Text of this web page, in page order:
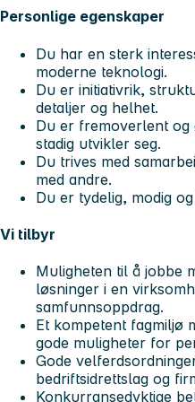
Personlige egenskaper
Du har en sterk
moderne teknologi.
Du er initiativrik,
detaljer og helhet.
Du er fremoverlent og
stadig utvikler seg.
Du trives med
med andre.
Du er tydelig, modig
Vi tilbyr
Muligheten til å jobbe
løsninger i en
samfunnsoppdrag.
Et kompetent fagmiljø
gode muligheter for
Gode
bedriftsidrettslag og
Konkurransedyktige